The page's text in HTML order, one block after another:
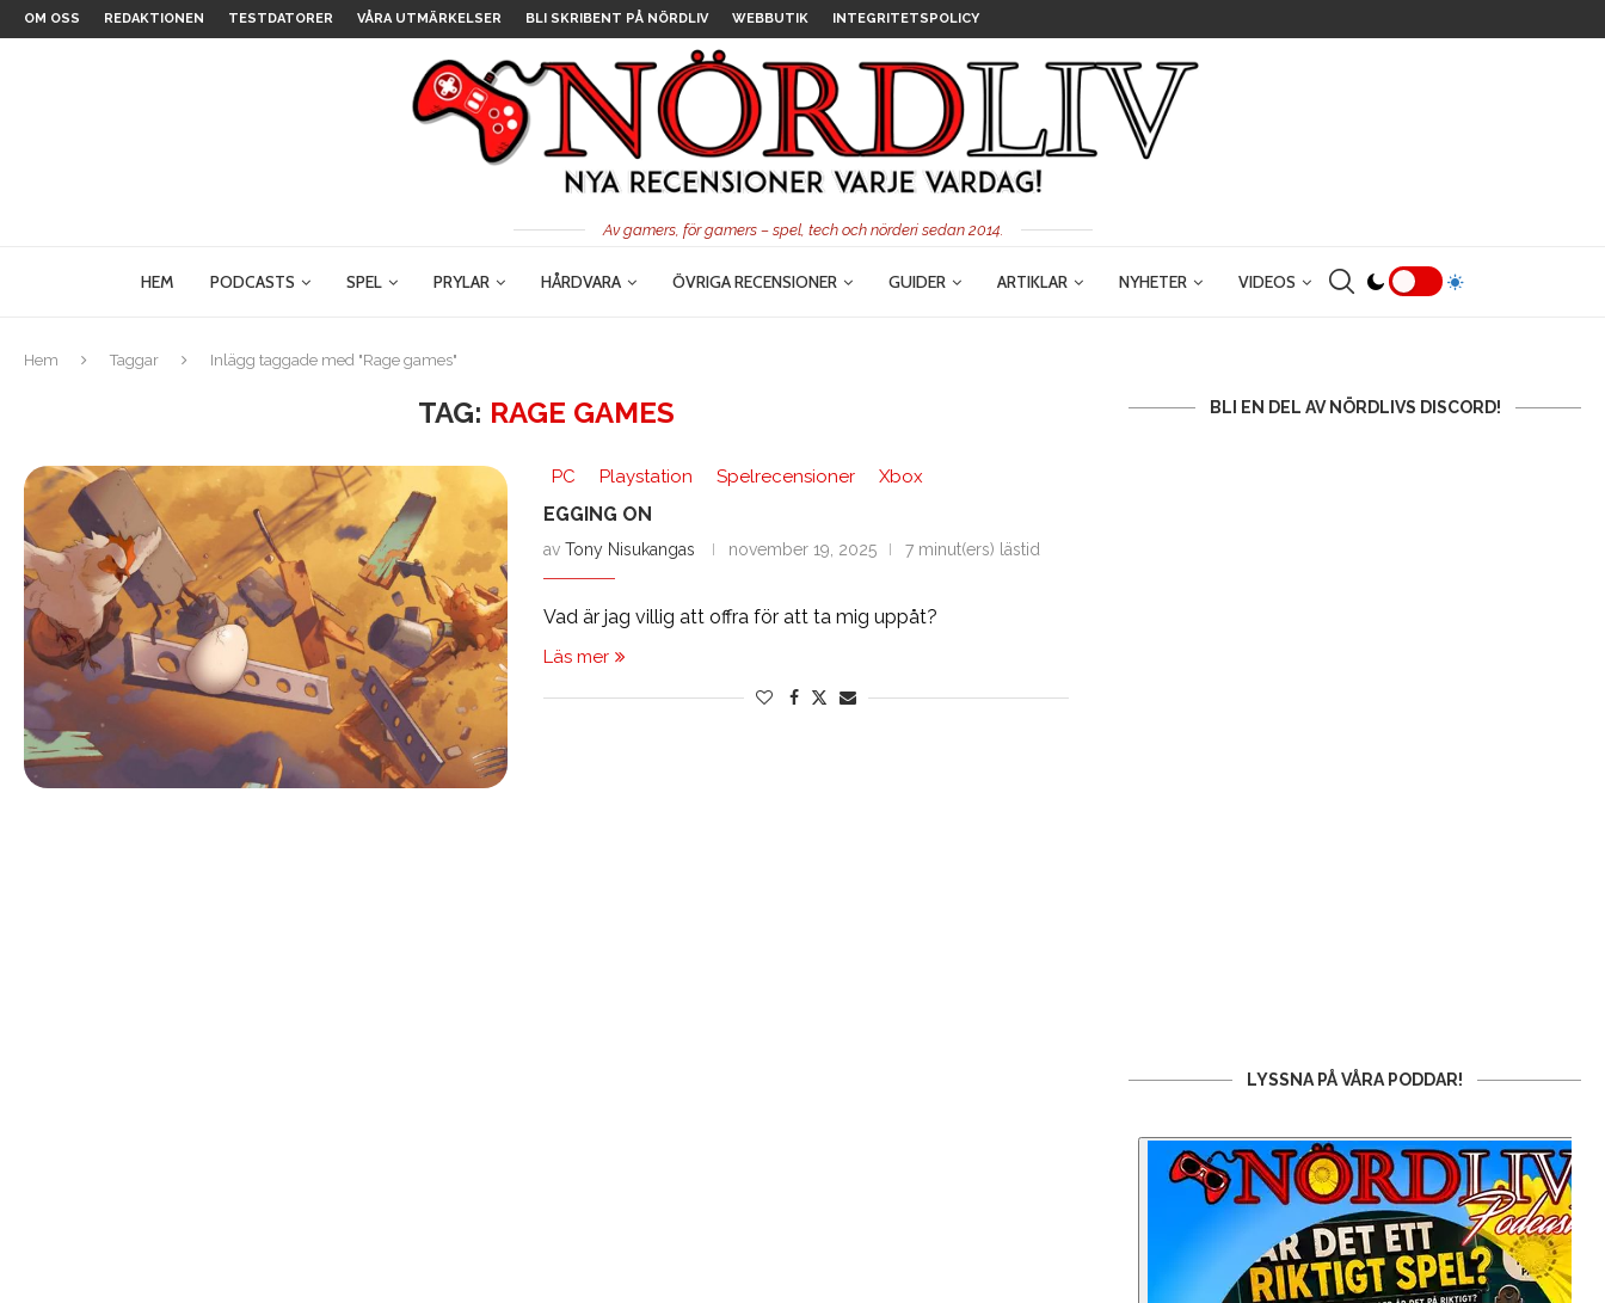
OM OSS REDAKTIONEN TESTDATORER VÅRA UTMÄRKELSER BLI SKRIBENT PÅ NÖRDLIV WEBBUTIK INTEGRITETSPOLICY
Av gamers, för gamers – spel, tech och nörderi sedan 2014.
HEM PODCASTS SPEL PRYLAR HÅRDVARA ÖVRIGA RECENSIONER GUIDER ARTIKLAR NYHETER VIDEOS
Hem Taggar Inlägg taggade med "Rage games"
TAG: RAGE GAMES
PC Playstation Spelrecensioner Xbox
EGGING ON
av Tony Nisukangas november 19, 2025 7 minut(ers) lästid
Vad är jag villig att offra för att ta mig uppåt?
Läs mer
BLI EN DEL AV NÖRDLIVS DISCORD!
LYSSNA PÅ VÅRA PODDAR!